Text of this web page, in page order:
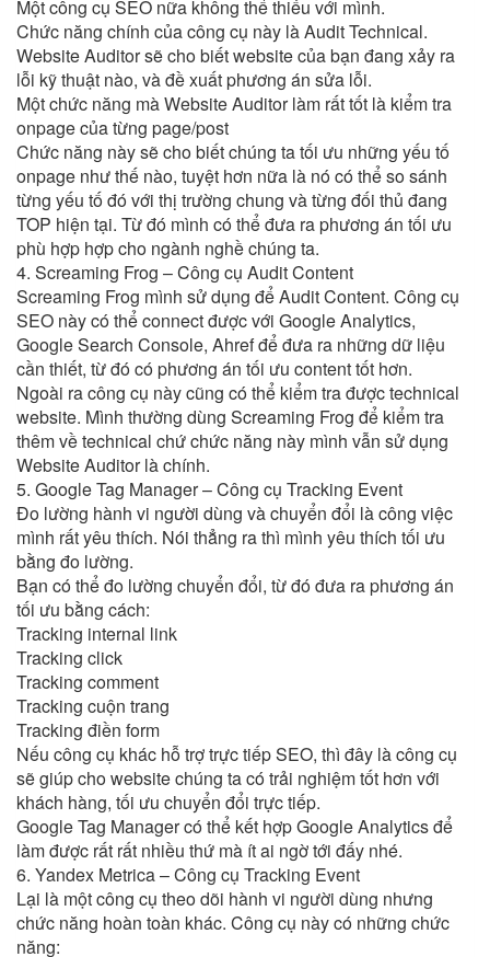
Một công cụ SEO nữa không thể thiếu với mình.
Chức năng chính của công cụ này là Audit Technical.
Website Auditor sẽ cho biết website của bạn đang xảy ra
lỗi kỹ thuật nào, và đề xuất phương án sửa lỗi.
Một chức năng mà Website Auditor làm rất tốt là kiểm tra
onpage của từng page/post
Chức năng này sẽ cho biết chúng ta tối ưu những yếu tố
onpage như thế nào, tuyệt hơn nữa là nó có thể so sánh
từng yếu tố đó với thị trường chung và từng đối thủ đang
TOP hiện tại. Từ đó mình có thể đưa ra phương án tối ưu
phù hợp hợp cho ngành nghề chúng ta.
4. Screaming Frog – Công cụ Audit Content
Screaming Frog mình sử dụng để Audit Content. Công cụ
SEO này có thể connect được với Google Analytics,
Google Search Console, Ahref để đưa ra những dữ liệu
cần thiết, từ đó có phương án tối ưu content tốt hơn.
Ngoài ra công cụ này cũng có thể kiểm tra được technical
website. Mình thường dùng Screaming Frog để kiểm tra
thêm về technical chứ chức năng này mình vẫn sử dụng
Website Auditor là chính.
5. Google Tag Manager – Công cụ Tracking Event
Đo lường hành vi người dùng và chuyển đổi là công việc
mình rất yêu thích. Nói thẳng ra thì mình yêu thích tối ưu
bằng đo lường.
Bạn có thể đo lường chuyển đổi, từ đó đưa ra phương án
tối ưu bằng cách:
Tracking internal link
Tracking click
Tracking comment
Tracking cuộn trang
Tracking điền form
Nếu công cụ khác hỗ trợ trực tiếp SEO, thì đây là công cụ
sẽ giúp cho website chúng ta có trải nghiệm tốt hơn với
khách hàng, tối ưu chuyển đổi trực tiếp.
Google Tag Manager có thể kết hợp Google Analytics để
làm được rất rất nhiều thứ mà ít ai ngờ tới đấy nhé.
6. Yandex Metrica – Công cụ Tracking Event
Lại là một công cụ theo dõi hành vi người dùng nhưng
chức năng hoàn toàn khác. Công cụ này có những chức
năng: